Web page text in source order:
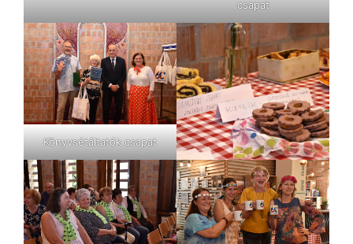
csapat
Könyvsétáltatók csapat